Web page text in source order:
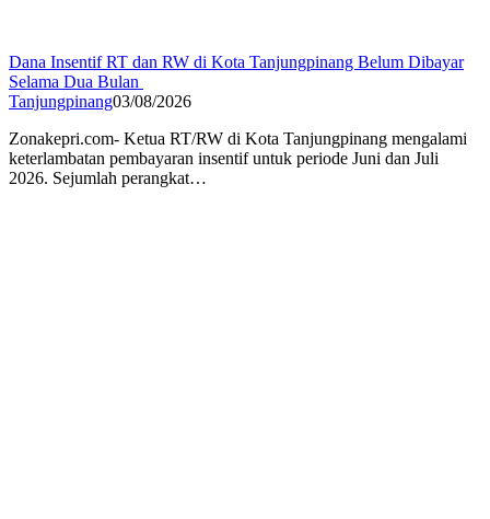
Dana Insentif RT dan RW di Kota Tanjungpinang Belum Dibayar
Selama Dua Bulan ‎
Tanjungpinang03/08/2026
Zonakepri.com- ‎Ketua RT/RW di Kota Tanjungpinang mengalami
keterlambatan pembayaran insentif untuk periode Juni dan Juli
2026. ‎Sejumlah perangkat…